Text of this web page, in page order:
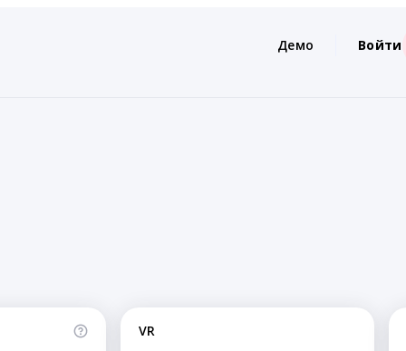
Демо Войти
VR